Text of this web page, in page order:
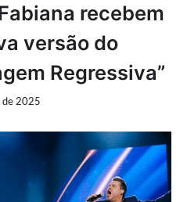
recebem
versão do
Regressiva”
de 2025